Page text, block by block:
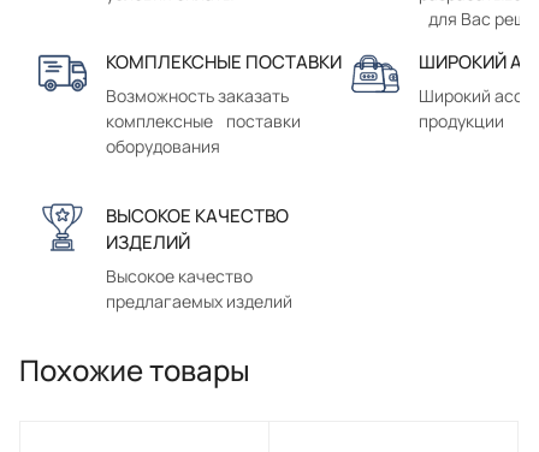
для Вас
КОМПЛЕКСНЫЕ ПОСТАВКИ
Возможность заказать
комплексные поставки
оборудования
ШИРОКИЙ
Широкий
продукции
ВЫСОКОЕ КАЧЕСТВО
ИЗДЕЛИЙ
Высокое качество
предлагаемых изделий
Похожие товары